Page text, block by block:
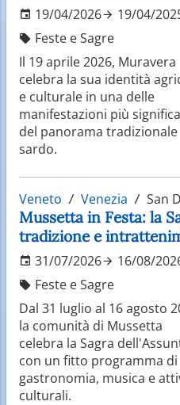
19/04/2026
19/04/
Feste e Sagre
Il 19 aprile 2026, Muravera
celebra la sua identità
e culturale in una delle
manifestazioni più
del panorama tradizionale
sardo.
Veneto Venezia San
Mussetta in Festa: la
tradizione e
31/07/2026
16/08/
Feste e Sagre
Dal 31 luglio al 16 agosto
la comunità di Mussetta
celebra la Sagra
con un fitto programma di
gastronomia, musica e
culturali.